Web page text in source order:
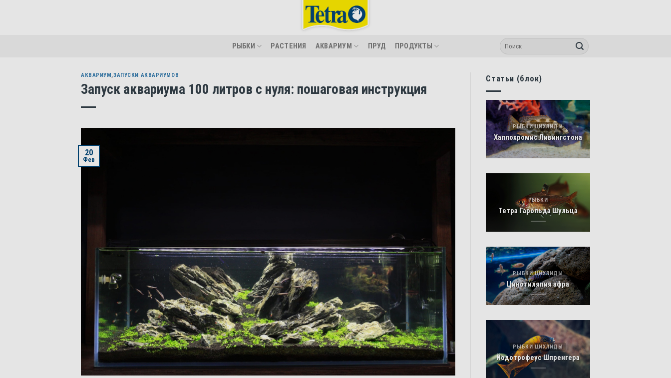
РЫБКИ РАСТЕНИЯ АКВАРИУМ ПРУД ПРОДУКТЫ
АКВАРИУМ,ЗАПУСКИ АКВАРИУМОВ
Запуск аквариума 100 литров с нуля: пошаговая инструкция
20
Фев
Статьи (блок)
РЫБКИ ЦИХЛИДЫ
Хаплохромис Ливингстона
РЫБКИ
Тетра Гарольда Шульца
РЫБКИ ЦИХЛИДЫ
Цинотиляпия афра
РЫБКИ ЦИХЛИДЫ
Йодотрофеус Шпренгера